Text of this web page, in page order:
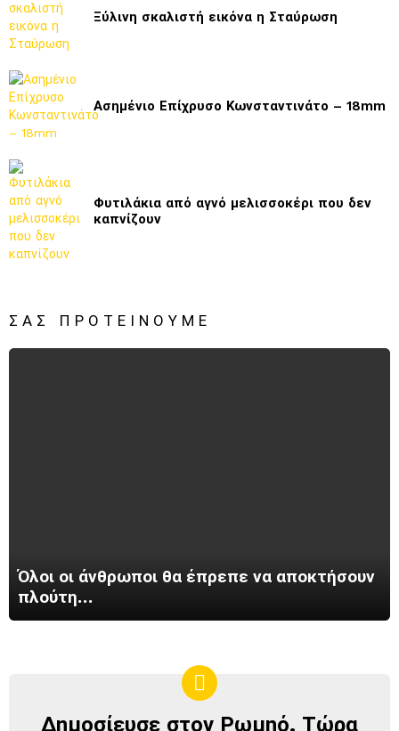
Ξύλινη σκαλιστή εικόνα η Σταύρωση
Ασημένιο Επίχρυσο Κωνσταντινάτο – 18mm
Φυτιλάκια από αγνό μελισσοκέρι που δεν
καπνίζουν
ΣΑΣ ΠΡΟΤΕΊΝΟΥΜΕ
Όλοι οι άνθρωποι θα έπρεπε να αποκτήσουν
πλούτη…
ΔΗΜΟΣΊΕΥΣΕ
Δημοσίευσε στον Ρωμηό. Τώρα